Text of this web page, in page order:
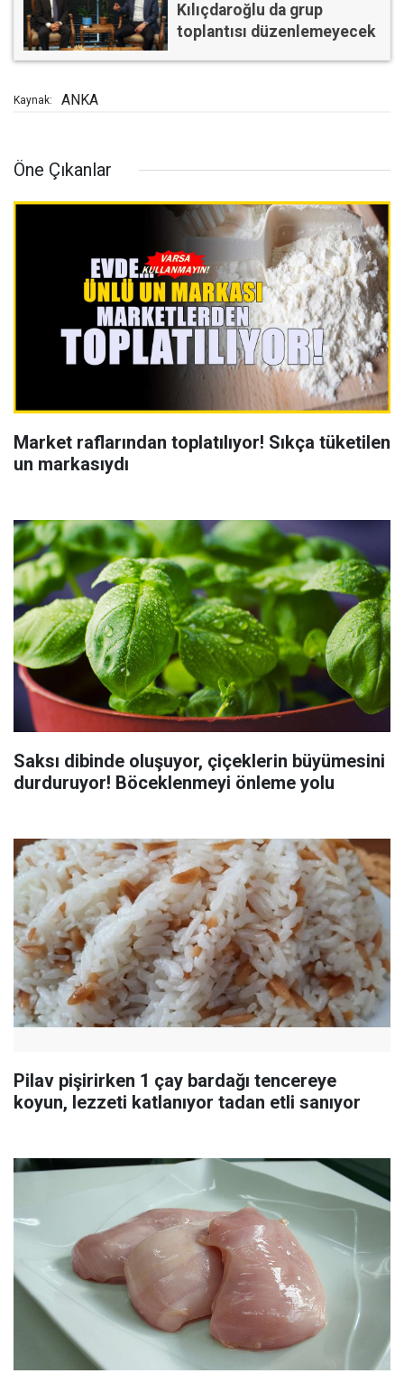
Kılıçdaroğlu da grup
toplantısı düzenlemeyecek
Kaynak: ANKA
Öne Çıkanlar
Market raflarından toplatılıyor! Sıkça tüketilen
un markasıydı
Saksı dibinde oluşuyor, çiçeklerin büyümesini
durduruyor! Böceklenmeyi önleme yolu
Pilav pişirirken 1 çay bardağı tencereye
koyun, lezzeti katlanıyor tadan etli sanıyor